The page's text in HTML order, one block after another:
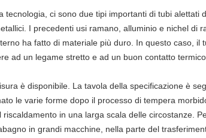
tecnologia, ci sono due tipi importanti di tubi alettati
I precedenti usi ramano, alluminio e nichel di
ha fatto di materiale più duro. In questo caso, il
ad un legame stretto e ad un buon contatto
è disponibile. La tavola della specificazione è
le varie forme dopo il processo di tempera
riscaldamento in una larga scala delle circostanze.
in grandi macchine, nella parte del